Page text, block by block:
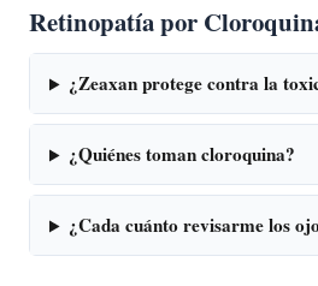
Retinopatía por
¿Zeaxan protege contra la
¿Quiénes toman cloroquina?
¿Cada cuánto revisarme los